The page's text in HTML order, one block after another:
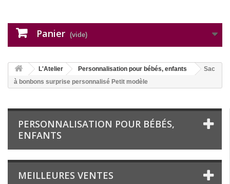
Panier (vide)
L'Atelier Personnalisation pour bébés, enfants
Sac
à bonbons surprise personnalisé Petit modèle
PERSONNALISATION POUR BÉBÉS,
ENFANTS
MEILLEURES VENTES